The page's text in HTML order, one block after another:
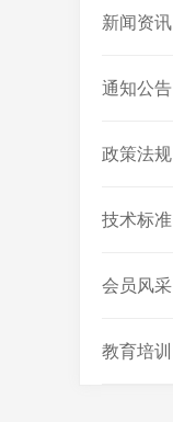
新闻资讯
通知公告
政策法规
技术标准
会员风采
教育培训